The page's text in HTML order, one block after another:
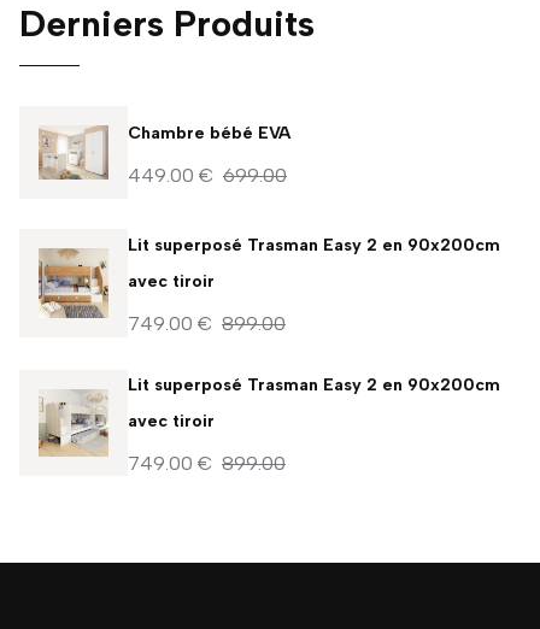
Derniers Produits
Chambre bébé EVA
449.00 € 699.00
Lit superposé Trasman Easy 2 en 90x200cm
avec tiroir
749.00 € 899.00
Lit superposé Trasman Easy 2 en 90x200cm
avec tiroir
749.00 € 899.00